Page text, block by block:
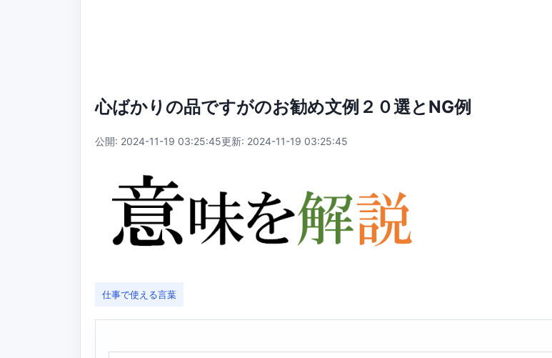
心ばかりの品ですがのお勧め文例２０選とNG例
公開: 2024-11-19 03:25:45更新: 2024-11-19 03:25:45
仕事で使える言葉